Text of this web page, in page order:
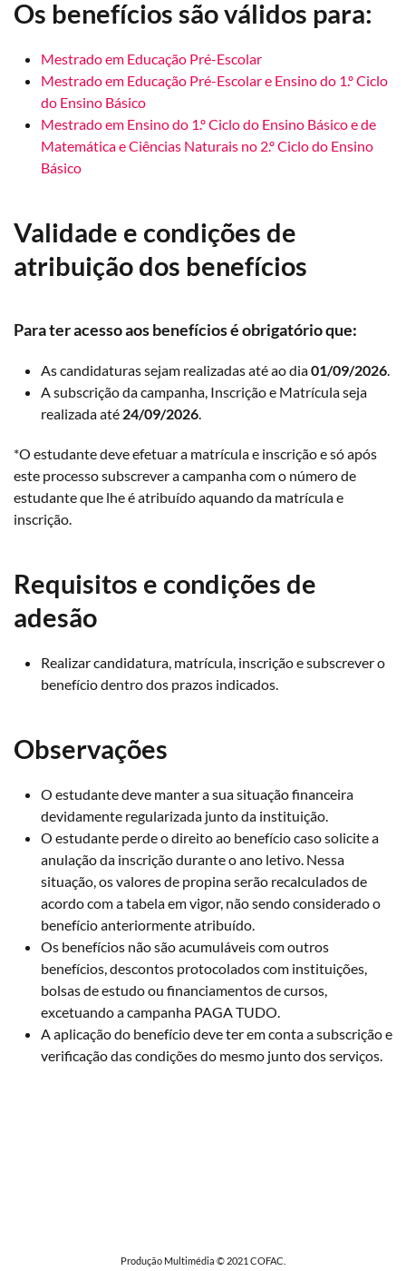
Os benefícios são válidos para:
Mestrado em Educação Pré-Escolar
Mestrado em Educação Pré-Escolar e Ensino do 1.º Ciclo
do Ensino Básico
Mestrado em Ensino do 1.º Ciclo do Ensino Básico e de
Matemática e Ciências Naturais no 2.º Ciclo do Ensino
Básico
Validade e condições de
atribuição dos benefícios
Para ter acesso aos benefícios é obrigatório que:
As candidaturas sejam realizadas até ao dia01/09/2026.
A subscrição da campanha, Inscrição e Matrícula seja
realizada até 24/09/2026.
*O estudante deve efetuar a matrícula e inscrição e só após
este processo subscrever a campanha com o número de
estudante que lhe é atribuído aquando da matrícula e
inscrição.
Requisitos e condições de
adesão
Realizar candidatura, matrícula, inscrição e subscrever o
benefício dentro dos prazos indicados.
Observações
O estudante deve manter a sua situação financeira
devidamente regularizada junto da instituição.
O estudante perde o direito ao benefício caso solicite a
anulação da inscrição durante o ano letivo. Nessa
situação, os valores de propina serão recalculados de
acordo com a tabela em vigor, não sendo considerado o
benefício anteriormente atribuído.
Os benefícios não são acumuláveis com outros
benefícios, descontos protocolados com instituições,
bolsas de estudo ou financiamentos de cursos,
excetuando a campanha PAGA TUDO.
A aplicação do benefício deve ter em conta a subscrição e
verificação das condições do mesmo junto dos serviços.
Produção Multimédia © 2021 COFAC.